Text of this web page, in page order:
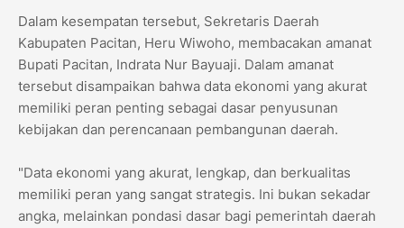
Dalam kesempatan tersebut, Sekretaris Daerah
Kabupaten Pacitan, Heru Wiwoho, membacakan amanat
Bupati Pacitan, Indrata Nur Bayuaji. Dalam amanat
tersebut disampaikan bahwa data ekonomi yang akurat
memiliki peran penting sebagai dasar penyusunan
kebijakan dan perencanaan pembangunan daerah.
"Data ekonomi yang akurat, lengkap, dan berkualitas
memiliki peran yang sangat strategis. Ini bukan sekadar
angka, melainkan pondasi dasar bagi pemerintah daerah